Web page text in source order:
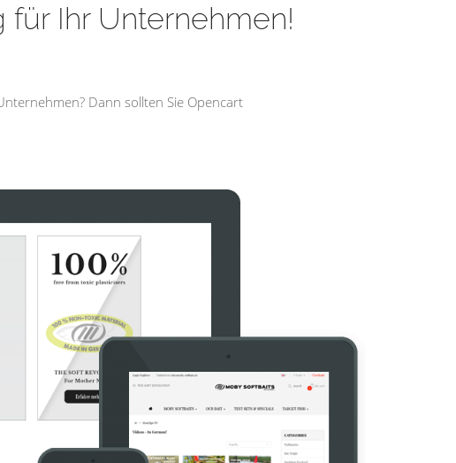
Ihr Unternehmen!
Dann sollten Sie Opencart